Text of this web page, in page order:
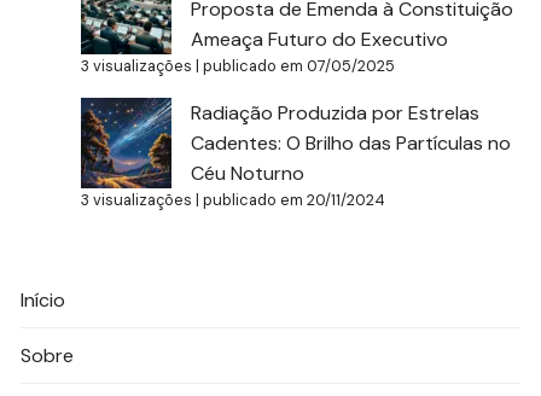
Proposta de Emenda à Constituição
Ameaça Futuro do Executivo
3 visualizações |publicado em 07/05/2025
Radiação Produzida por Estrelas
Cadentes: O Brilho das Partículas no
Céu Noturno
3 visualizações |publicado em 20/11/2024
Início
Sobre